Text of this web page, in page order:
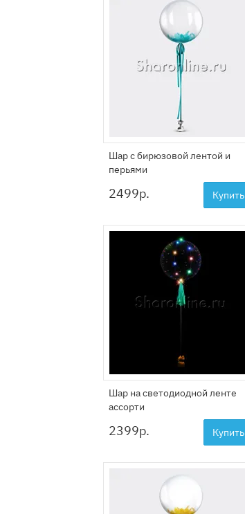
Шар с бирюзовой лентой и
перьями
2499р. Купить
Шар на светодиодной ленте
ассорти
2399р. Купить